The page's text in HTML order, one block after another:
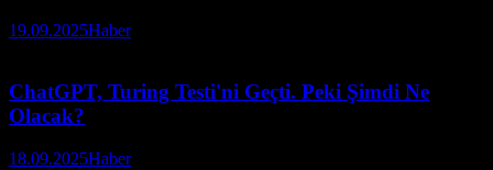
19.09.2025Haber
ChatGPT, Turing Testi'ni Geçti. Peki Şimdi Ne
Olacak?
18.09.2025Haber